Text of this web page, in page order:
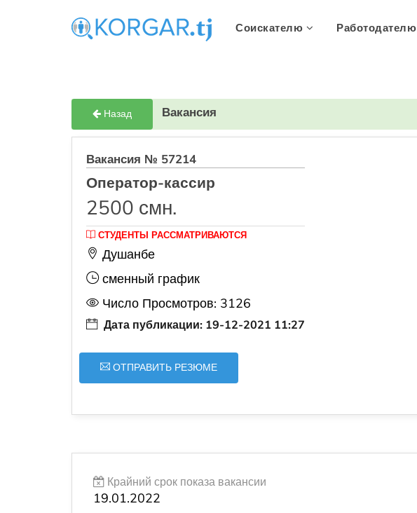
Соискателю Работодателю
Назад Вакансия
Вакансия № 57214
Оператор-кассир
2500 смн.
СТУДЕНТЫ РАССМАТРИВАЮТСЯ
Душанбе
сменный график
Число Просмотров: 3126
Дата публикации: 19-12-2021 11:27
ОТПРАВИТЬ РЕЗЮМЕ
Крайний срок показа вакансии
19.01.2022